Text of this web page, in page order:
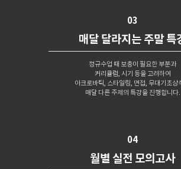
03
매달 달라지는 주말 특
정규수업 때 보충이 필요한 부분과
커리큘럼, 시기 등을 고려하여
아크로바틱, 스타일링, 면접, 무대기초상
매달 다른 주제의 특강을 진행합니다.
04
월별 실전 모의고사